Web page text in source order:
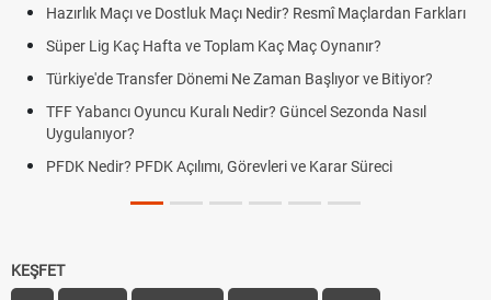
Hazırlık Maçı ve Dostluk Maçı Nedir? Resmî Maçlardan Farkları
Süper Lig Kaç Hafta ve Toplam Kaç Maç Oynanır?
Türkiye'de Transfer Dönemi Ne Zaman Başlıyor ve Bitiyor?
TFF Yabancı Oyuncu Kuralı Nedir? Güncel Sezonda Nasıl
Uygulanıyor?
PFDK Nedir? PFDK Açılımı, Görevleri ve Karar Süreci
KEŞFET